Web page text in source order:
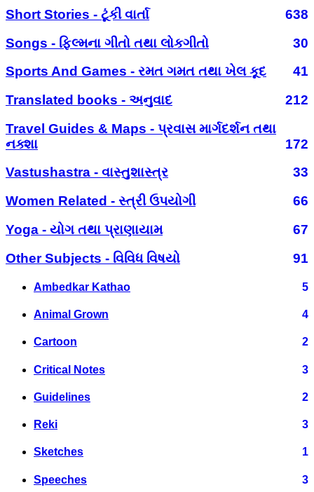
Short Stories - ટૂંકી વાર્તા
638
Songs - ફિલ્મના ગીતો તથા લોકગીતો
30
Sports And Games - રમત ગમત તથા ખેલ કૂદ
41
Translated books - અનુવાદ
212
Travel Guides & Maps - પ્રવાસ માર્ગદર્શન તથા
નક્શા
172
Vastushastra - વાસ્તુશાસ્ત્ર
33
Women Related - સ્ત્રી ઉપયોગી
66
Yoga - યોગ તથા પ્રાણાયામ
67
Other Subjects - વિવિધ વિષયો
91
Ambedkar Kathao 5
Animal Grown 4
Cartoon 2
Critical Notes 3
Guidelines 2
Reki 3
Sketches 1
Speeches 3